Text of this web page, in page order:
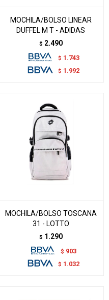
MOCHILA/BOLSO LINEAR
DUFFEL M T - ADIDAS
$ 2.490
$ 1.743
$ 1.992
MOCHILA/BOLSO TOSCANA
31 - LOTTO
$ 1.290
$ 903
$ 1.032